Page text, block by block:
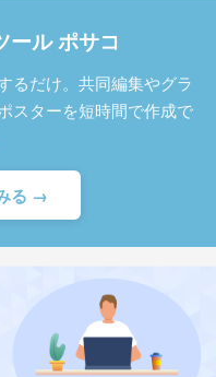
ール ポサコ
るだけ。共同編集やグラ
スターを短時間で作成で
る →